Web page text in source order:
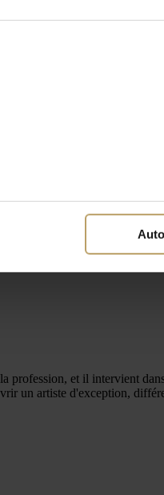
et il intervient
un artiste d'exception,